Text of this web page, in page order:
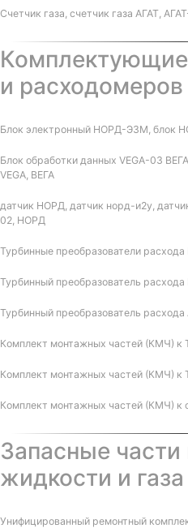
Счетчик газа, счетчик газа АГАТ,
Комплектующие
и расходомеров
Блок электронный НОРД-Э3М, блок
Блок обработки данных VEGA-03
VEGA, ВЕГА
датчик НОРД, датчик норд-и2у,
02, НОРД
Турбинные преобразователи
Турбинный преобразователь
Турбинный преобразователь
Комплект монтажных частей (КМЧ)
Комплект монтажных частей (КМЧ)
Комплект монтажных частей (КМЧ) к
Запасные части
жидкости и газа
Унифицированный ремонтный